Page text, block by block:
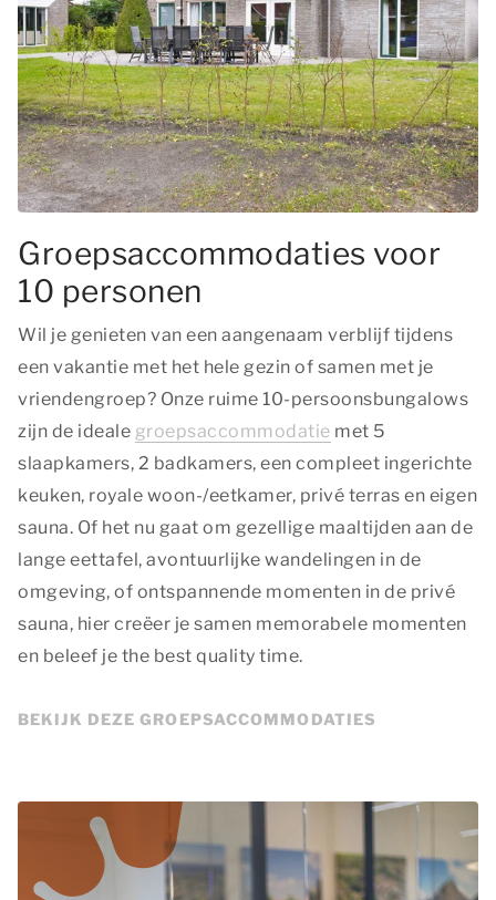
Groepsaccommodaties voor
10 personen
Wil je genieten van een aangenaam verblijf tijdens
een vakantie met het hele gezin of samen met je
vriendengroep? Onze ruime 10-persoonsbungalows
zijn de ideale groepsaccommodatie met 5
slaapkamers, 2 badkamers, een compleet ingerichte
keuken, royale woon-/eetkamer, privé terras en eigen
sauna. Of het nu gaat om gezellige maaltijden aan de
lange eettafel, avontuurlijke wandelingen in de
omgeving, of ontspannende momenten in de privé
sauna, hier creëer je samen memorabele momenten
en beleef je the best quality time.
BEKIJK DEZE GROEPSACCOMMODATIES